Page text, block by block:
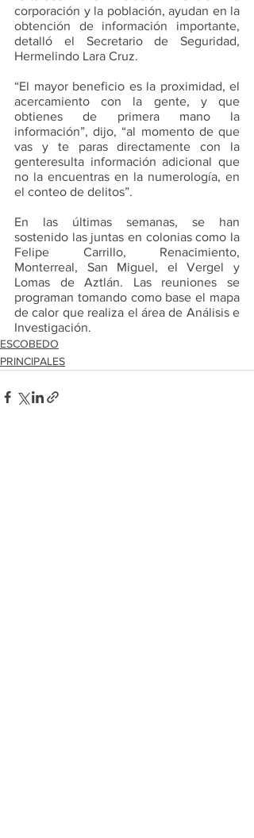
corporación y la población, ayudan en la
obtención de información importante,
detalló el Secretario de Seguridad,
Hermelindo Lara Cruz.
“El mayor beneficio es la proximidad, el
acercamiento con la gente, y que
obtienes de primera mano la
información”, dijo, “al momento de que
vas y te paras directamente con la
genteresulta información adicional que
no la encuentras en la numerología, en
el conteo de delitos”.
En las últimas semanas, se han
sostenido las juntas en colonias como la
Felipe Carrillo, Renacimiento,
Monterreal, San Miguel, el Vergel y
Lomas de Aztlán. Las reuniones se
programan tomando como base el mapa
de calor que realiza el área de Análisis e
Investigación.
ESCOBEDO
PRINCIPALES